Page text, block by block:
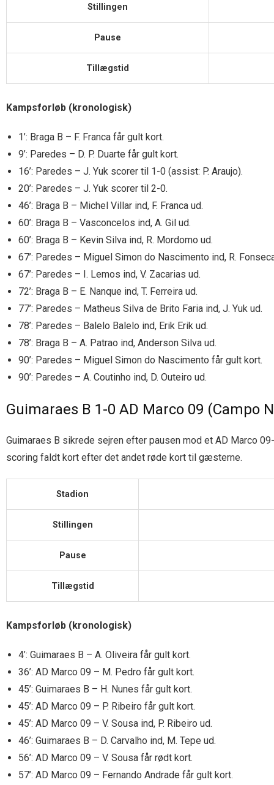
Stillingen
Pause
Tillægstid
Kampsforløb (kronologisk)
1’: Braga B – F. Franca får gult kort.
9’: Paredes – D. P. Duarte får gult kort.
16’: Paredes – J. Yuk scorer til 1-0 (assist: P. Araujo).
20’: Paredes – J. Yuk scorer til 2-0.
46’: Braga B – Michel Villar ind, F. Franca ud.
60’: Braga B – Vasconcelos ind, A. Gil ud.
60’: Braga B – Kevin Silva ind, R. Mordomo ud.
67’: Paredes – Miguel Simon do Nascimento ind, R.
67’: Paredes – I. Lemos ind, V. Zacarias ud.
72’: Braga B – E. Nanque ind, T. Ferreira ud.
77’: Paredes – Matheus Silva de Brito Faria ind, J. Yuk ud.
78’: Paredes – Balelo Balelo ind, Erik Erik ud.
78’: Braga B – A. Patrao ind, Anderson Silva ud.
90’: Paredes – Miguel Simon do Nascimento får gult kort.
90’: Paredes – A. Coutinho ind, D. Outeiro ud.
Guimaraes B 1-0 AD Marco 09 (Campo
Guimaraes B sikrede sejren efter pausen mod et AD Marco
scoring faldt kort efter det andet røde kort til gæsterne.
Stadion
Stillingen
Pause
Tillægstid
Kampsforløb (kronologisk)
4’: Guimaraes B – A. Oliveira får gult kort.
36’: AD Marco 09 – M. Pedro får gult kort.
45’: Guimaraes B – H. Nunes får gult kort.
45’: AD Marco 09 – P. Ribeiro får gult kort.
45’: AD Marco 09 – V. Sousa ind, P. Ribeiro ud.
46’: Guimaraes B – D. Carvalho ind, M. Tepe ud.
56’: AD Marco 09 – V. Sousa får rødt kort.
57’: AD Marco 09 – Fernando Andrade får gult kort.